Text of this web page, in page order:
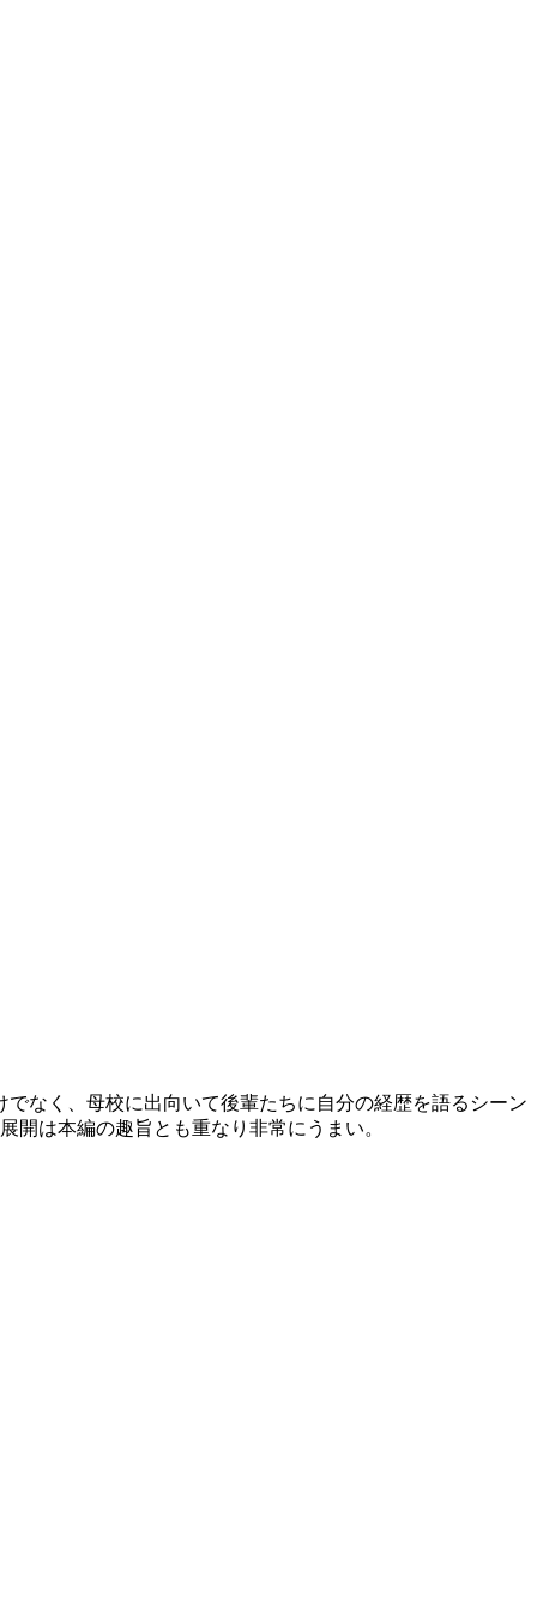
なく、母校に出向いて後輩たちに自分の経歴を語るシーン
は本編の趣旨とも重なり非常にうまい。